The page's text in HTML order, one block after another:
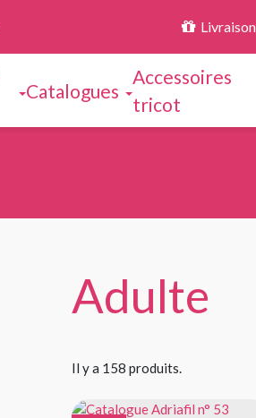
Catalogues
Accessoires
tricot
Adulte
Il y a 158 produits.